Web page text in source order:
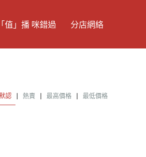
值」播 咪錯過 分店網絡
認 | 熱賣 | 最高價格 | 最低價格